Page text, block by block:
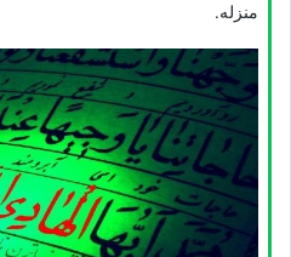
منزله.